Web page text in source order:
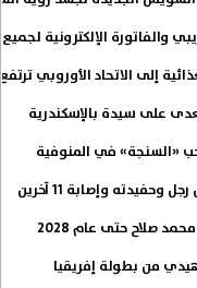
والفاتورة الإلكترونية
ترتفع 15.4% خلال النصف الأول من
على سيدة بالإسكندرية
«السنجة» في المنوفية
وإصابة 11 آخرين
صلاح حتى عام 2028
من بطولة إفريقيا